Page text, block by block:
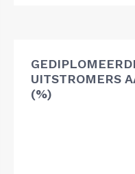
UITSTROMERS
(%)